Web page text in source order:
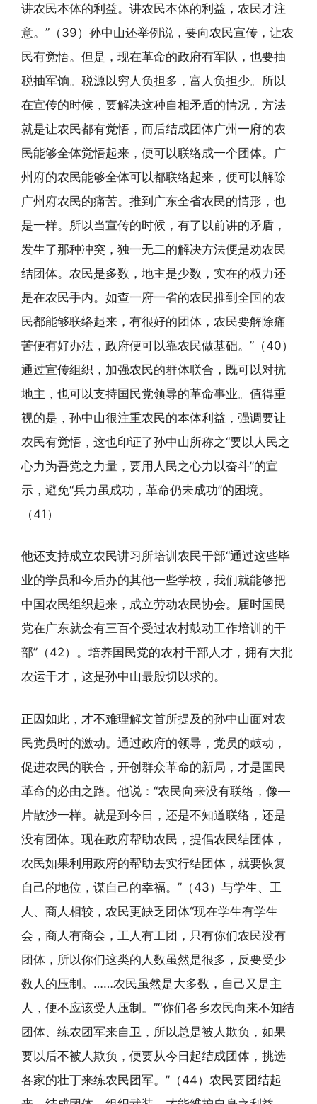
讲农民本体的利益。讲农民本体的利益，农民才注
意。”（39）孙中山还举例说，要向农民宣传，让农
民有觉悟。但是，现在革命的政府有军队，也要抽
税抽军饷。税源以穷人负担多，富人负担少。所以
在宣传的时候，要解决这种自相矛盾的情况，方法
就是让农民都有觉悟，而后结成团体广州一府的农
民能够全体觉悟起来，便可以联络成一个团体。广
州府的农民能够全体可以都联络起来，便可以解除
广州府农民的痛苦。推到广东全省农民的情形，也
是一样。所以当宣传的时候，有了以前讲的矛盾，
发生了那种冲突，独一无二的解决方法便是劝农民
结团体。农民是多数，地主是少数，实在的权力还
是在农民手内。如查一府一省的农民推到全国的农
民都能够联络起来，有很好的团体，农民要解除痛
苦便有好办法，政府便可以靠农民做基础。”（40）
通过宣传组织，加强农民的群体联合，既可以对抗
地主，也可以支持国民党领导的革命事业。值得重
视的是，孙中山很注重农民的本体利益，强调要让
农民有觉悟，这也印证了孙中山所称之“要以人民之
心力为吾党之力量，要用人民之心力以奋斗”的宣
示，避免“兵力虽成功，革命仍未成功”的困境。
（41）
他还支持成立农民讲习所培训农民干部“通过这些毕
业的学员和今后办的其他一些学校，我们就能够把
中国农民组织起来，成立劳动农民协会。届时国民
党在广东就会有三百个受过农村鼓动工作培训的干
部”（42）。培养国民党的农村干部人才，拥有大批
农运干才，这是孙中山最殷切以求的。
正因如此，才不难理解文首所提及的孙中山面对农
民党员时的激动。通过政府的领导，党员的鼓动，
促进农民的联合，开创群众革命的新局，才是国民
革命的必由之路。他说：“农民向来没有联络，像—
片散沙一样。就是到今日，还是不知道联络，还是
没有团体。现在政府帮助农民，提倡农民结团体，
农民如果利用政府的帮助去实行结团体，就要恢复
自己的地位，谋自己的幸福。”（43）与学生、工
人、商人相较，农民更缺乏团体“现在学生有学生
会，商人有商会，工人有工团，只有你们农民没有
团体，所以你们这类的人数虽然是很多，反要受少
数人的压制。……农民虽然是大多数，自己又是主
人，便不应该受人压制。”“你们各乡农民向来不知结
团体、练农团军来自卫，所以总是被人欺负，如果
要以后不被人欺负，便要从今日起结成团体，挑选
各家的壮丁来练农民团军。”（44）农民要团结起